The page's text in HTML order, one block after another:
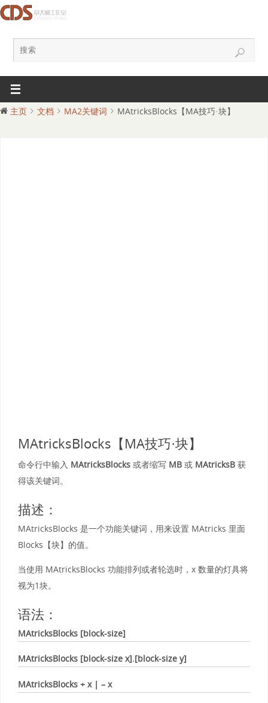
主页 文档 MA2关键词 MAtricksBlocks【MA技巧·块】
MAtricksBlocks【MA技巧·块】
命令行中输入 MAtricksBlocks 或者缩写 MB 或 MAtricksB 获
得该关键词。
描述：
MAtricksBlocks 是一个功能关键词，用来设置 MAtricks 里面
Blocks【块】的值。
当使用 MAtricksBlocks 功能排列或者轮选时，x 数量的灯具将
视为1块。
语法：
MAtricksBlocks [block-size]
MAtricksBlocks [block-size x].[block-size y]
MAtricksBlocks + x | – x